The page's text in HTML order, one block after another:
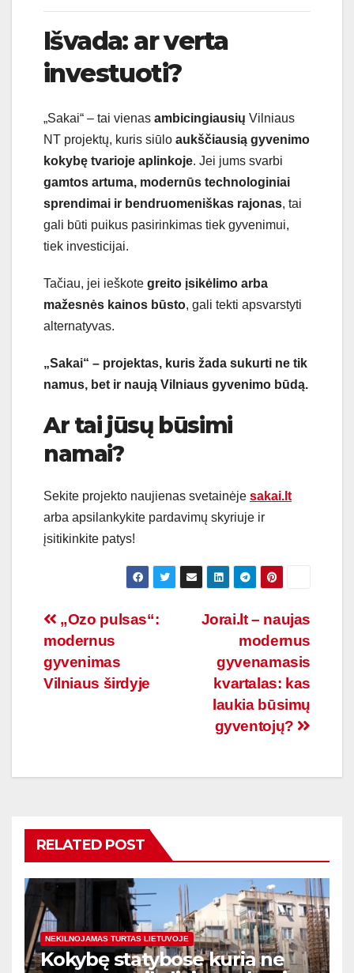
Išvada: ar verta
investuoti?
„Sakai“ – tai vienas ambicingiausių Vilniaus
NT projektų, kuris siūlo aukščiausią gyvenimo
kokybę tvarioje aplinkoje. Jei jums svarbi
gamtos artuma, modernūs technologiniai
sprendimai ir bendruomeniškas rajonas, tai
gali būti puikus pasirinkimas tiek gyvenimui,
tiek investicijai.
Tačiau, jei ieškote greito įsikėlimo arba
mažesnės kainos būsto, gali tekti apsvarstyti
alternatyvas.
„Sakai“ – projektas, kuris žada sukurti ne tik
namus, bet ir naują Vilniaus gyvenimo būdą.
Ar tai jūsų būsimi
namai?
Sekite projekto naujienas svetainėje sakai.lt
arba apsilankykite pardavimų skyriuje ir
įsitikinkite patys!
Navigacija
tarp
įrašų
Jorai.lt – naujas
modernus
gyvenamasis
kvartalas: kas
laukia būsimų
gyventojų?
„Ozo pulsas“:
modernus
gyvenimas
Vilniaus širdyje
RELATED POST
NEKILNOJAMAS TURTAS LIETUVOJE
Kokybę statybose kuria ne